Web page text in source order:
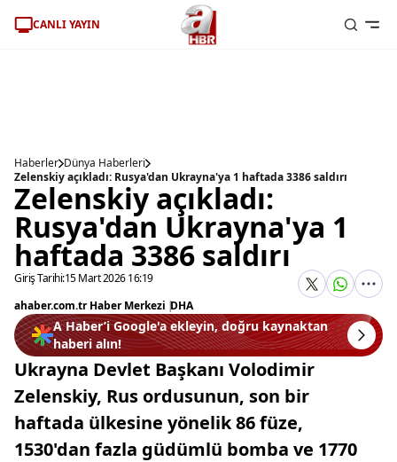
CANLI YAYIN
Haberler Dünya Haberleri
Zelenskiy açıkladı: Rusya'dan Ukrayna'ya 1 haftada 3386 saldırı
Zelenskiy açıkladı:
Rusya'dan Ukrayna'ya 1
haftada 3386 saldırı
Giriş Tarihi:15 Mart 2026 16:19
ahaber.com.tr Haber Merkezi |DHA
A Haber’i Google'a ekleyin, doğru kaynaktan
haberi alın!
Ukrayna Devlet Başkanı Volodimir
Zelenskiy, Rus ordusunun, son bir
haftada ülkesine yönelik 86 füze,
1530'dan fazla güdümlü bomba ve 1770